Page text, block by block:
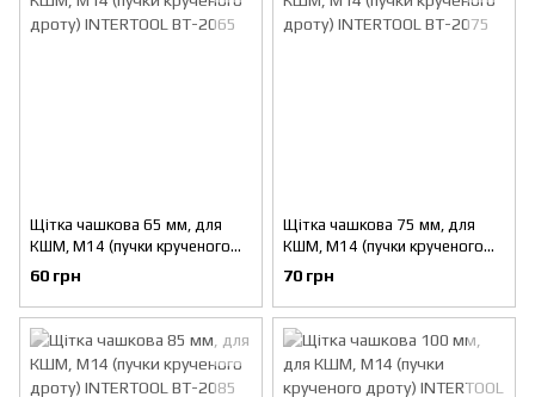
Щітка чашкова 65 мм, для
КШМ, М14 (пучки крученого
дроту) INTERTOOL BT-2065
60 грн
Щітка чашкова 75 мм, для
КШМ, М14 (пучки крученого
дроту) INTERTOOL BT-2075
70 грн